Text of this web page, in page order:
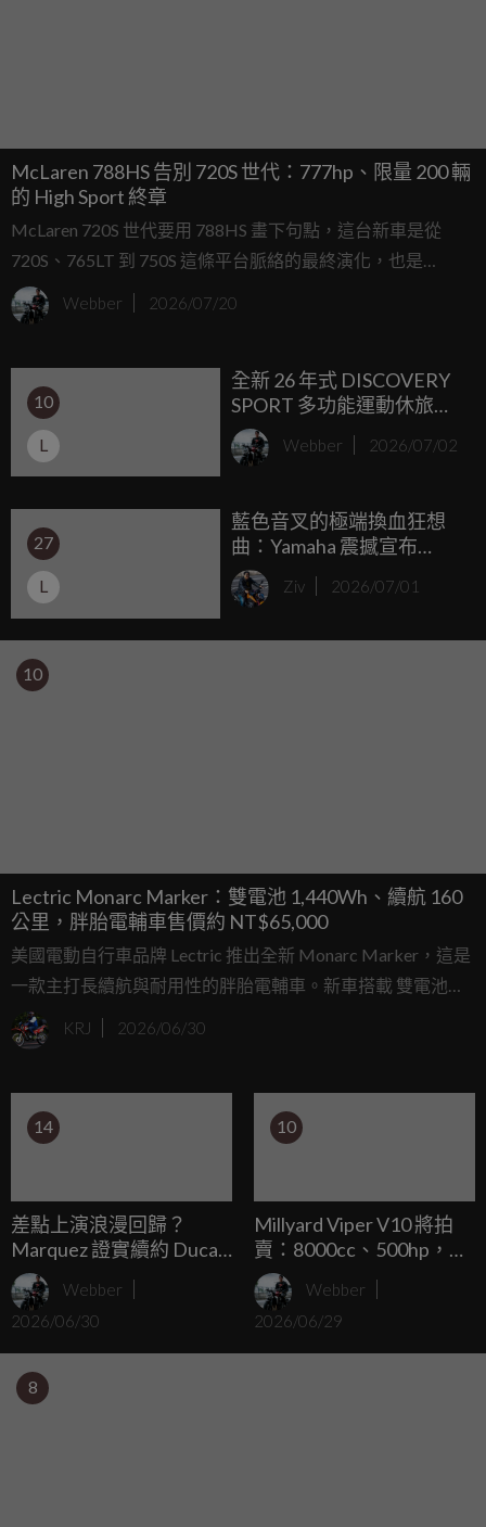
McLaren 788HS 告別 720S 世代：777hp、限量 200 輛
的 High Sport 終章
McLaren 720S 世代要用 788HS 畫下句點，這台新車是從
720S、765LT 到 750S 這條平台脈絡的最終演化，也是
McLaren 史上第三款掛上 High Sport designation 的作品，定
位比一般特仕更接近收藏級性能終章。
Webber 2026/07/20
10
L
全新 26 年式 DISCOVERY
SPORT 多功能運動休旅
LANDMARK EDITION 限
定版與 DYNAMIC S 雙車型
Webber 2026/07/02
27
L
藍色音叉的極端換血狂想
曲：Yamaha 震撼宣布
Jorge Martin 與小椋藍加
盟！
Ziv 2026/07/01
10
Lectric Monarc Marker：雙電池 1,440Wh、續航 160
公里，胖胎電輔車售價約 NT$65,000
美國電動自行車品牌 Lectric 推出全新 Monarc Marker，這是
一款主打長續航與耐用性的胖胎電輔車。新車搭載 雙電池系
統，總容量達 1,440Wh，最高續航可達 160 公里，並配備
750W 馬達與全地形胖胎，售價約 NT$65,000，定位在長途
KRJ 2026/06/30
14
差點上演浪漫回歸？
Marquez 證實續約 Ducati
前曾與 Honda 非正式接觸
Webber
2026/06/30
10
Millyard Viper V10 將拍
賣：8000cc、500hp，極
速可以跑到331km/h的瘋
狂二輪作品
Webber
2026/06/29
8